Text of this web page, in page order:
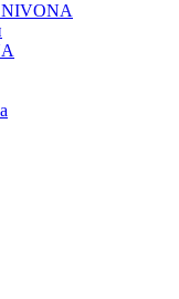
NIVONA